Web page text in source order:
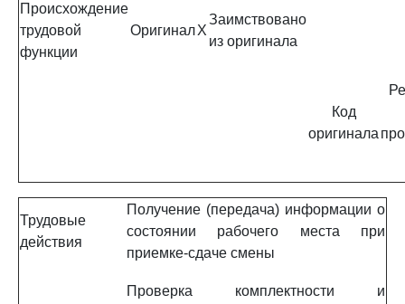
Происхождение
трудовой
функции
ОригиналX
Заимствовано
из оригинала
Код
оригинала
Трудовые
действия
Получение (передача) информации о
состоянии рабочего места при
приемке-сдаче смены
Проверка комплектности и